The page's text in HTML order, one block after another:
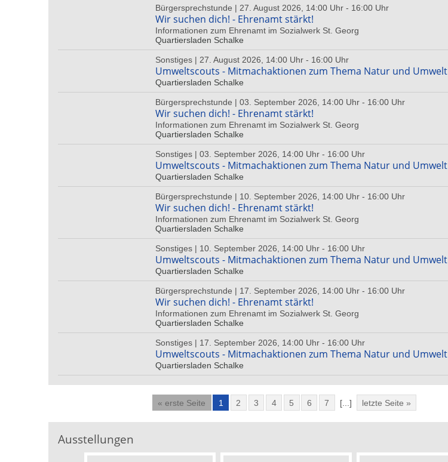
Bürgersprechstunde | 27. August 2026, 14:00 Uhr - 16:00 Uhr
Wir suchen dich! - Ehrenamt stärkt!
Informationen zum Ehrenamt im Sozialwerk St. Georg
Quartiersladen Schalke
Sonstiges | 27. August 2026, 14:00 Uhr - 16:00 Uhr
Umweltscouts - Mitmachaktionen zum Thema Natur und Umwelt
Quartiersladen Schalke
Bürgersprechstunde | 03. September 2026, 14:00 Uhr - 16:00 Uhr
Wir suchen dich! - Ehrenamt stärkt!
Informationen zum Ehrenamt im Sozialwerk St. Georg
Quartiersladen Schalke
Sonstiges | 03. September 2026, 14:00 Uhr - 16:00 Uhr
Umweltscouts - Mitmachaktionen zum Thema Natur und Umwelt
Quartiersladen Schalke
Bürgersprechstunde | 10. September 2026, 14:00 Uhr - 16:00 Uhr
Wir suchen dich! - Ehrenamt stärkt!
Informationen zum Ehrenamt im Sozialwerk St. Georg
Quartiersladen Schalke
Sonstiges | 10. September 2026, 14:00 Uhr - 16:00 Uhr
Umweltscouts - Mitmachaktionen zum Thema Natur und Umwelt
Quartiersladen Schalke
Bürgersprechstunde | 17. September 2026, 14:00 Uhr - 16:00 Uhr
Wir suchen dich! - Ehrenamt stärkt!
Informationen zum Ehrenamt im Sozialwerk St. Georg
Quartiersladen Schalke
Sonstiges | 17. September 2026, 14:00 Uhr - 16:00 Uhr
Umweltscouts - Mitmachaktionen zum Thema Natur und Umwelt
Quartiersladen Schalke
« erste Seite 1 2 3 4 5 6 7 [...] letzte Seite »
Ausstellungen